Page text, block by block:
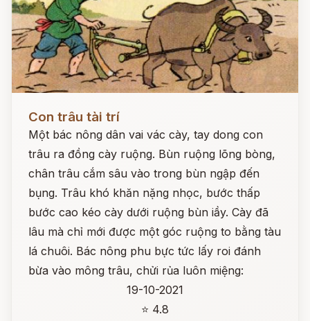
Con trâu tài trí
Một bác nông dân vai vác cày, tay dong con
trâu ra đồng cày ruộng. Bùn ruộng lõng bòng,
chân trâu cắm sâu vào trong bùn ngập đến
bụng. Trâu khó khăn nặng nhọc, bước thấp
bước cao kéo cày dưới ruộng bùn iầy. Cày đã
lâu mà chỉ mới được một góc ruộng to bằng tàu
lá chuôi. Bác nông phu bực tức lấy roi đánh
bừa vào mông trâu, chửi rủa luôn miệng:
19-10-2021
⭐ 4.8